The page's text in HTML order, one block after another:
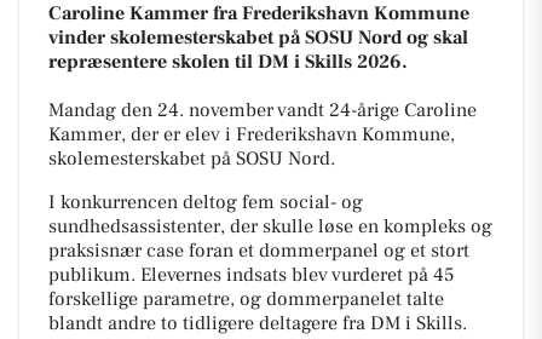
Caroline Kammer fra Frederikshavn Kommune
vinder skolemesterskabet på SOSU Nord og skal
repræsentere skolen til DM i Skills 2026.
Mandag den 24. november vandt 24-årige Caroline
Kammer, der er elev i Frederikshavn Kommune,
skolemesterskabet på SOSU Nord.
I konkurrencen deltog fem social- og
sundhedsassistenter, der skulle løse en kompleks og
praksisnær case foran et dommerpanel og et stort
publikum. Elevernes indsats blev vurderet på 45
forskellige parametre, og dommerpanelet talte
blandt andre to tidligere deltagere fra DM i Skills.